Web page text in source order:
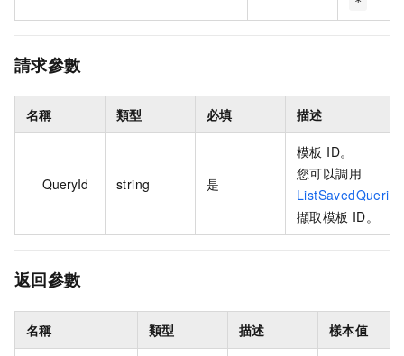
請求參數
名稱 類型 必填 描述
QueryId string 是
模板 ID。
您可以調用
ListSavedQueries
擷取模板 ID。
返回參數
名稱 類型 描述 樣本值